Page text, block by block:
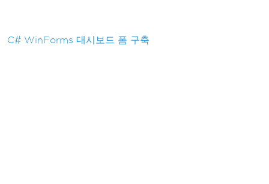
C# WinForms 대시보드 폼 구축